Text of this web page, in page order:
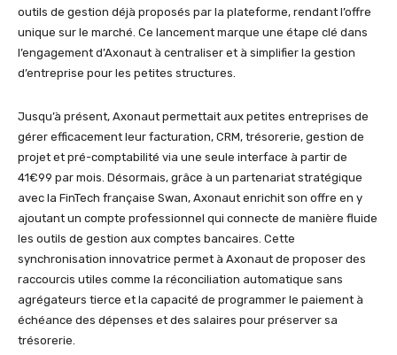
outils de gestion déjà proposés par la plateforme, rendant l’offre
unique sur le marché. Ce lancement marque une étape clé dans
l’engagement d’Axonaut à centraliser et à simplifier la gestion
d’entreprise pour les petites structures.
Jusqu’à présent, Axonaut permettait aux petites entreprises de
gérer efficacement leur facturation, CRM, trésorerie, gestion de
projet et pré-comptabilité via une seule interface à partir de
41€99 par mois. Désormais, grâce à un partenariat stratégique
avec la FinTech française Swan, Axonaut enrichit son offre en y
ajoutant un compte professionnel qui connecte de manière fluide
les outils de gestion aux comptes bancaires. Cette
synchronisation innovatrice permet à Axonaut de proposer des
raccourcis utiles comme la réconciliation automatique sans
agrégateurs tierce et la capacité de programmer le paiement à
échéance des dépenses et des salaires pour préserver sa
trésorerie.